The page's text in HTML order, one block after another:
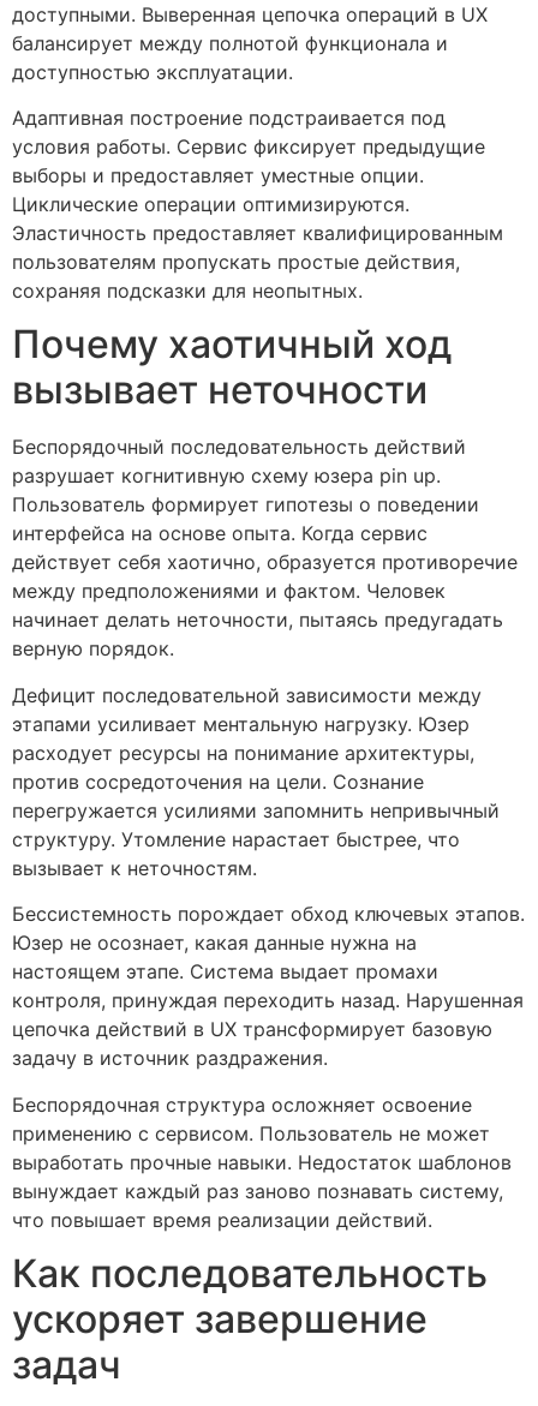
доступными. Выверенная цепочка операций в UX
балансирует между полнотой функционала и
доступностью эксплуатации.
Адаптивная построение подстраивается под
условия работы. Сервис фиксирует предыдущие
выборы и предоставляет уместные опции.
Циклические операции оптимизируются.
Эластичность предоставляет квалифицированным
пользователям пропускать простые действия,
сохраняя подсказки для неопытных.
Почему хаотичный ход
вызывает неточности
Беспорядочный последовательность действий
разрушает когнитивную схему юзера pin up.
Пользователь формирует гипотезы о поведении
интерфейса на основе опыта. Когда сервис
действует себя хаотично, образуется противоречие
между предположениями и фактом. Человек
начинает делать неточности, пытаясь предугадать
верную порядок.
Дефицит последовательной зависимости между
этапами усиливает ментальную нагрузку. Юзер
расходует ресурсы на понимание архитектуры,
против сосредоточения на цели. Сознание
перегружается усилиями запомнить непривычный
структуру. Утомление нарастает быстрее, что
вызывает к неточностям.
Бессистемность порождает обход ключевых этапов.
Юзер не осознает, какая данные нужна на
настоящем этапе. Система выдает промахи
контроля, принуждая переходить назад. Нарушенная
цепочка действий в UX трансформирует базовую
задачу в источник раздражения.
Беспорядочная структура осложняет освоение
применению с сервисом. Пользователь не может
выработать прочные навыки. Недостаток шаблонов
вынуждает каждый раз заново познавать систему,
что повышает время реализации действий.
Как последовательность
ускоряет завершение
задач